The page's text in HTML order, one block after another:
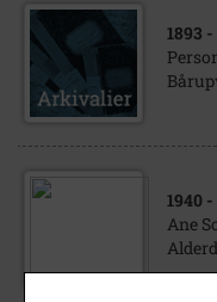
1893 -
1940 -
Ane